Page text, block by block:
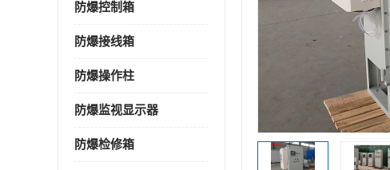
防爆控制箱
防爆接线箱
防爆操作柱
防爆监视显示器
防爆检修箱